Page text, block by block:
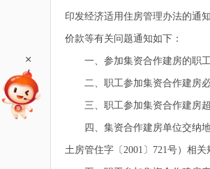
印发经济适用住房管理办法的通
价款等有关问题通知如下：
一、参加集资合作建房的职工
二、职工参加集资合作建房必
三、职工参加集资合作建房超
四、集资合作建房单位交纳地
土房管住字〔2001〕721号）相关
+